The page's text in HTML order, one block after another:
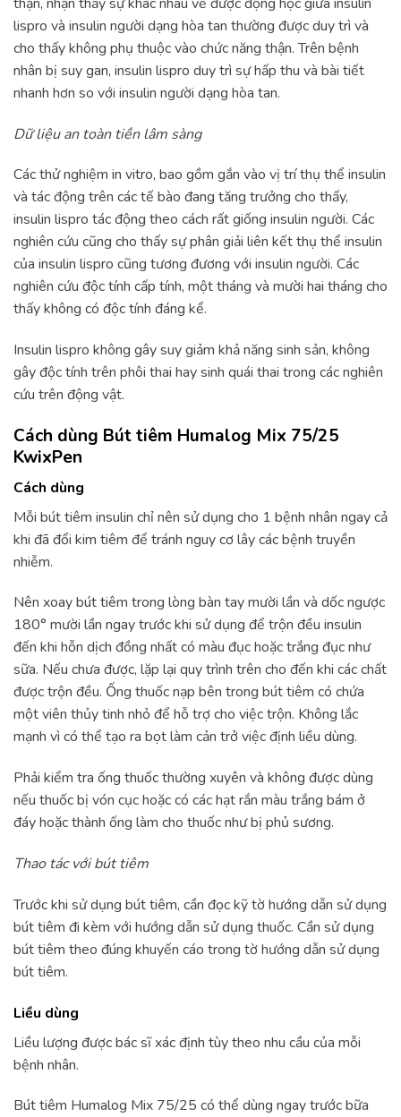
lispro và insulin người dạng hòa tan thường được duy trì và
cho thấy không phụ thuộc vào chức năng thận. Trên bệnh
nhân bị suy gan, insulin lispro duy trì sự hấp thu và bài tiết
nhanh hơn so với insulin người dạng hòa tan.
Dữ liệu an toàn tiền lâm sàng
Các thử nghiệm in vitro, bao gồm gắn vào vị trí thụ thể insulin
và tác động trên các tế bào đang tăng trưởng cho thấy,
insulin lispro tác động theo cách rất giống insulin người. Các
nghiên cứu cũng cho thấy sự phân giải liên kết thụ thể insulin
của insulin lispro cũng tương đương với insulin người. Các
nghiên cứu độc tính cấp tính, một tháng và mười hai tháng cho
thấy không có độc tính đáng kể.
Insulin lispro không gây suy giảm khả năng sinh sản, không
gây độc tính trên phôi thai hay sinh quái thai trong các nghiên
cứu trên động vật.
Cách dùng Bút tiêm Humalog Mix 75/25
KwixPen
Cách dùng
Mỗi bút tiêm insulin chỉ nên sử dụng cho 1 bệnh nhân ngay cả
khi đã đổi kim tiêm để tránh nguy cơ lây các bệnh truyền
nhiễm.
Nên xoay bút tiêm trong lòng bàn tay mười lần và dốc ngược
180° mười lần ngay trước khi sử dụng để trộn đều insulin
đến khi hỗn dịch đồng nhất có màu đục hoặc trắng đục như
sữa. Nếu chưa được, lặp lại quy trình trên cho đến khi các chất
được trộn đều. Ống thuốc nạp bên trong bút tiêm có chứa
một viên thủy tinh nhỏ để hỗ trợ cho việc trộn. Không lắc
mạnh vì có thể tạo ra bọt làm cản trở việc định liều dùng.
Phải kiểm tra ống thuốc thường xuyên và không được dùng
nếu thuốc bị vón cục hoặc có các hạt rắn màu trắng bám ở
đáy hoặc thành ống làm cho thuốc như bị phủ sương.
Thao tác với bút tiêm
Trước khi sử dụng bút tiêm, cần đọc kỹ tờ hướng dẫn sử dụng
bút tiêm đi kèm với hướng dẫn sử dụng thuốc. Cần sử dụng
bút tiêm theo đúng khuyến cáo trong tờ hướng dẫn sử dụng
bút tiêm.
Liều dùng
Liều lượng được bác sĩ xác định tùy theo nhu cầu của mỗi
bệnh nhân.
Bút tiêm Humalog Mix 75/25 có thể dùng ngay trước bữa